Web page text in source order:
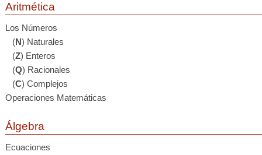
Aritmética
Los Números
(N) Naturales
(Z) Enteros
(Q) Racionales
(C) Complejos
Operaciones Matemáticas
Álgebra
Ecuaciones